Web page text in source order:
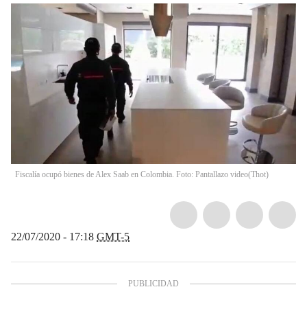
Fiscalía ocupó bienes de Alex Saab en Colombia. Foto: Pantallazo video(Thot)
22/07/2020 - 17:18 GMT-5